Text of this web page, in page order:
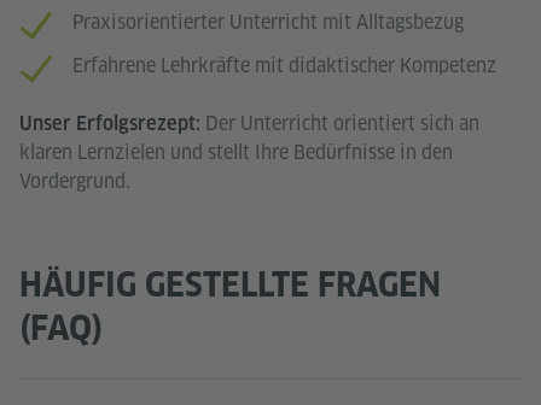
Praxisorientierter Unterricht mit Alltagsbezug
Erfahrene Lehrkräfte mit didaktischer Kompetenz
Unser Erfolgsrezept: Der Unterricht orientiert sich an
klaren Lernzielen und stellt Ihre Bedürfnisse in den
Vordergrund.
HÄUFIG GESTELLTE FRAGEN
(FAQ)